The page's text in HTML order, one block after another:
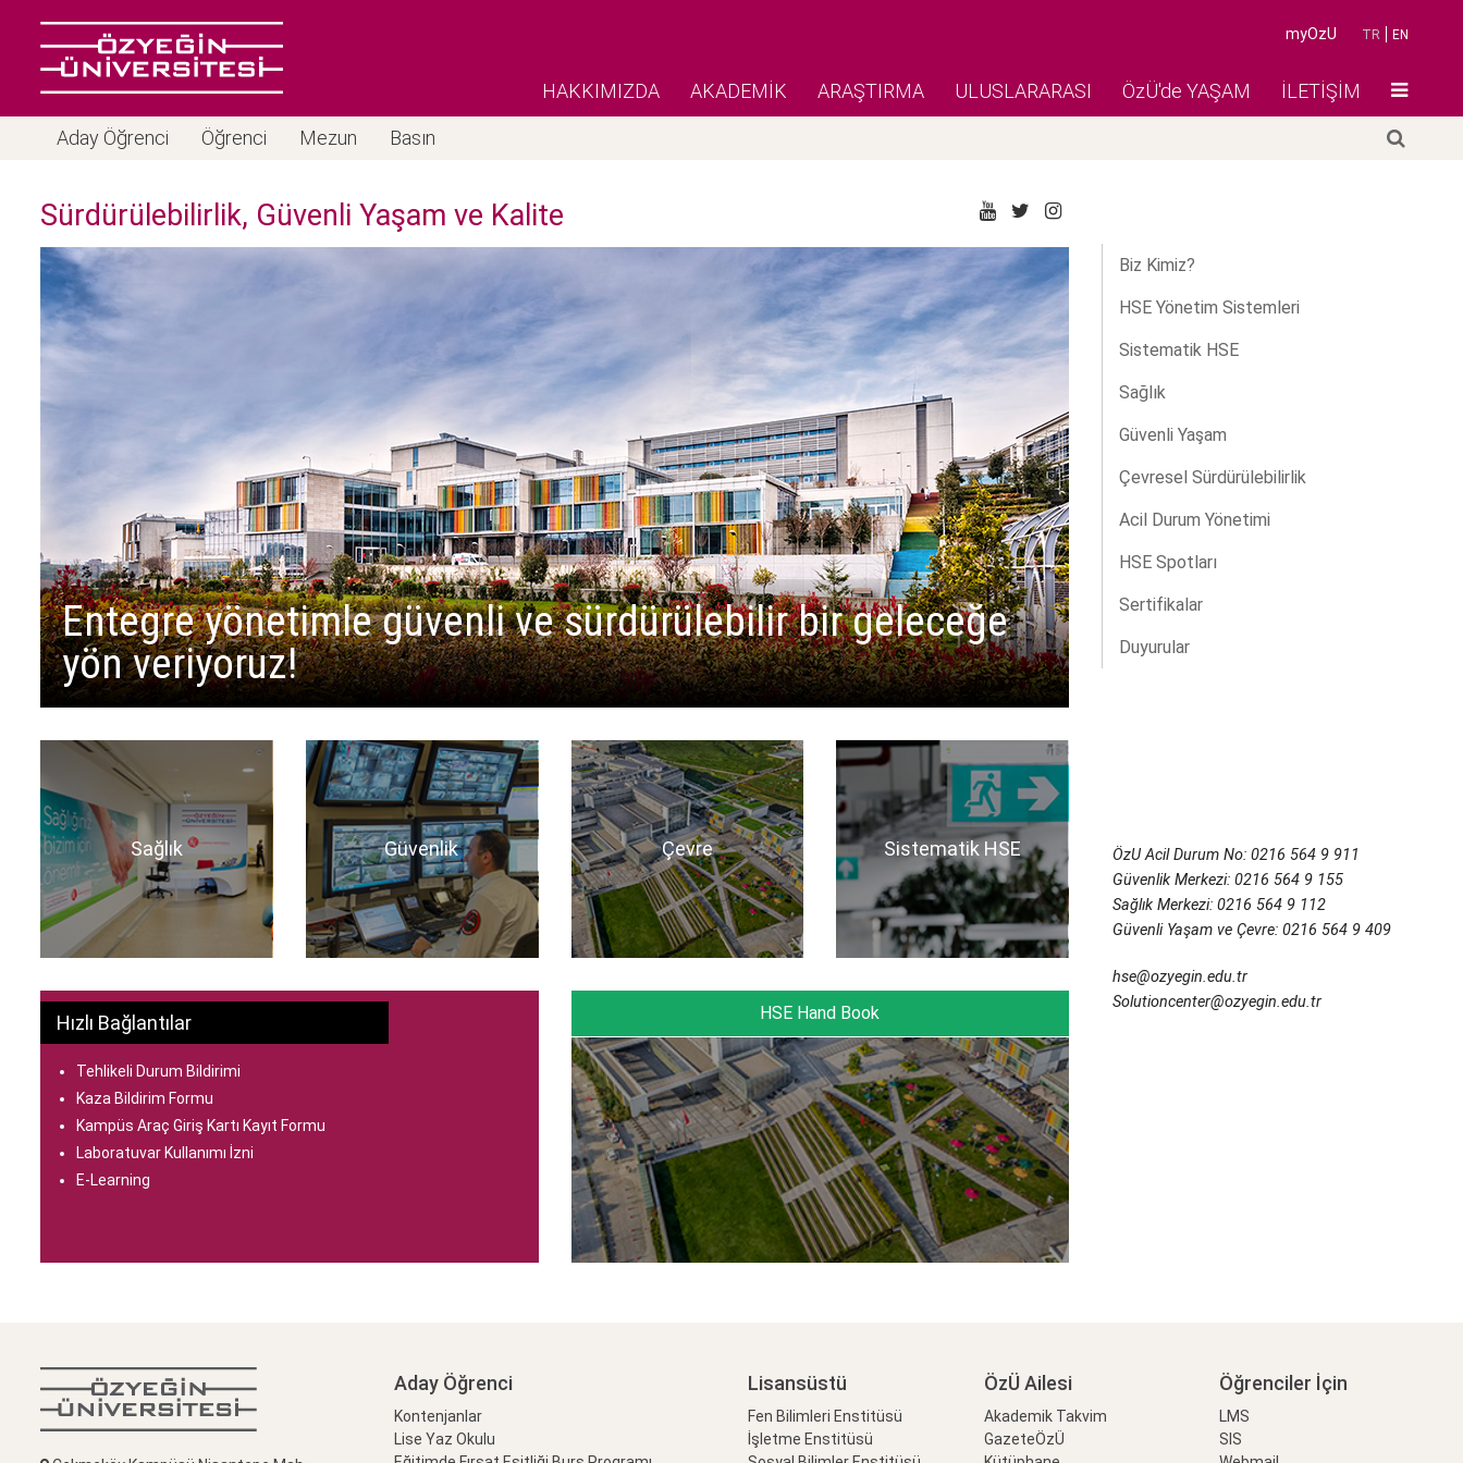
TR EN
myOzU
HAKKIMIZDA AKADEMİK ARAŞTIRMA ULUSLARARASI ÖzÜ'de YAŞAM İLETİŞİM
Aday Öğrenci Öğrenci Mezun Basın
Sürdürülebilirlik, Güvenli Yaşam ve Kalite
Entegre yönetimle güvenli ve sürdürülebilir bir geleceğe
yön veriyoruz!
Sağlık Güvenlik Çevre Sistematik HSE
Hızlı Bağlantılar
Tehlikeli Durum Bildirimi
Kaza Bildirim Formu
Kampüs Araç Giriş Kartı Kayıt Formu
Laboratuvar Kullanımı İzni
E-Learning
HSE Hand Book
Biz Kimiz?
HSE Yönetim Sistemleri
Sistematik HSE
Sağlık
Güvenli Yaşam
Çevresel Sürdürülebilirlik
Acil Durum Yönetimi
HSE Spotları
Sertifikalar
Duyurular
ÖzU Acil Durum No: 0216 564 9 911
Güvenlik Merkezi: 0216 564 9 155
Sağlık Merkezi: 0216 564 9 112
Güvenli Yaşam ve Çevre: 0216 564 9 409
hse@ozyegin.edu.tr
Solutioncenter@ozyegin.edu.tr
Aday Öğrenci
Kontenjanlar
Lise Yaz Okulu
Lisansüstü
Fen Bilimleri Enstitüsü
İşletme Enstitüsü
ÖzÜ Ailesi
Akademik Takvim
GazeteÖzÜ
Öğrenciler İçin
LMS
SIS